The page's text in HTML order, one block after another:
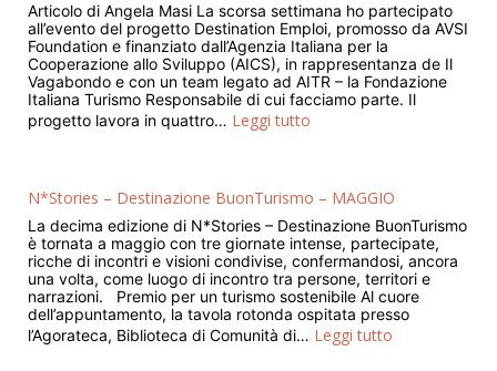
Articolo di Angela Masi La scorsa settimana ho partecipato
all’evento del progetto Destination Emploi, promosso da AVSI
Foundation e finanziato dall’Agenzia Italiana per la
Cooperazione allo Sviluppo (AICS), in rappresentanza de Il
Vagabondo e con un team legato ad AITR – la Fondazione
Italiana Turismo Responsabile di cui facciamo parte. Il
progetto lavora in quattro… Leggi tutto
N*Stories – Destinazione BuonTurismo – MAGGIO
La decima edizione di N*Stories – Destinazione BuonTurismo
è tornata a maggio con tre giornate intense, partecipate,
ricche di incontri e visioni condivise, confermandosi, ancora
una volta, come luogo di incontro tra persone, territori e
narrazioni. Premio per un turismo sostenibile Al cuore
dell’appuntamento, la tavola rotonda ospitata presso
l’Agorateca, Biblioteca di Comunità di… Leggi tutto